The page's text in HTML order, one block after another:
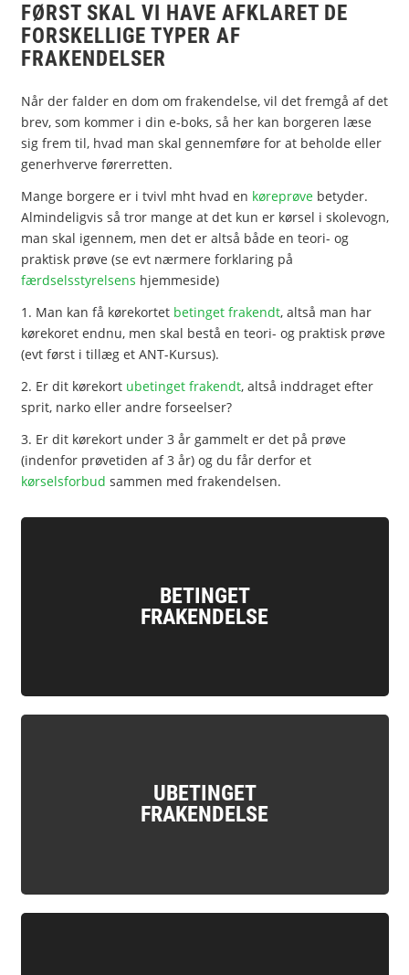
FØRST SKAL VI HAVE AFKLARET DE
FORSKELLIGE TYPER AF
FRAKENDELSER
Når der falder en dom om frakendelse, vil det fremgå af det
brev, som kommer i din e-boks, så her kan borgeren læse
sig frem til, hvad man skal gennemføre for at beholde eller
generhverve førerretten.
Mange borgere er i tvivl mht hvad en køreprøvebetyder.
Almindeligvis så tror mange at det kun er kørsel i skolevogn,
man skal igennem, men det er altså både en teori- og
praktisk prøve (se evt nærmere forklaring på
færdselsstyrelsens hjemmeside)
1. Man kan få kørekortet betinget frakendt, altså man har
kørekoret endnu, men skal bestå en teori- og praktisk prøve
(evt først i tillæg et ANT-Kursus).
2. Er dit kørekort ubetinget frakendt, altså inddraget efter
sprit, narko eller andre forseelser?
3. Er dit kørekort under 3 år gammelt er det på prøve
(indenfor prøvetiden af 3 år) og du får derfor et
kørselsforbud sammen med frakendelsen.
BETINGET
FRAKENDELSE
UBETINGET
FRAKENDELSE